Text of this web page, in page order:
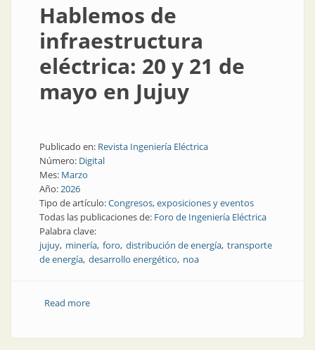
Hablemos de
infraestructura
eléctrica: 20 y 21 de
mayo en Jujuy
Publicado en: Revista Ingeniería Eléctrica
Número: Digital
Mes: Marzo
Año:2026
Tipo de artículo:Congresos, exposiciones y eventos
Todas las publicaciones de: Foro de Ingeniería Eléctrica
Palabra clave:
jujuy minería foro distribución de energía transporte
de energía desarrollo energético noa
Read moreabout Hablemos de infraestructura eléctrica: 20 y 21